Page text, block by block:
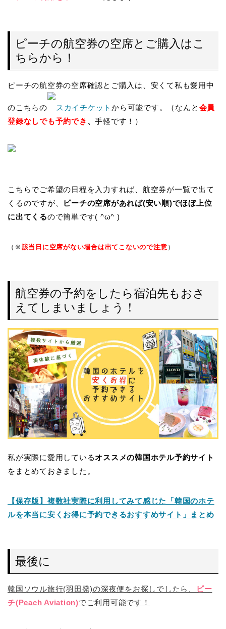
ピーチの航空券の空席とご購入はこ
ちらから！
ピーチの航空券の空席確認とご購入は、安くて私も愛用中
のこちらの スカイチケットから可能です。（なんと 会員
登録なしでも予約でき 、手軽です！）
こちらでご希望の日程を入力すれば、航空券が一覧で出て
くるのですが、 ピーチの空席があれば(安い順)でほぼ上位
に出てくるので簡単です( ^ω^ )
（※ 該当日に空席がない場合は出てこないので注意 ）
航空券の予約をしたら宿泊先もおさ
えてしまいましょう！
私が実際に愛用しているオススメの韓国ホテル予約サイト
をまとめておきました。
【保存版】複数社実際に利用してみて感じた「韓国のホテ
ルを本当に安くお得に予約できるおすすめサイト」まとめ
最後に
韓国ソウル旅行(羽田発)の深夜便をお探しでしたら、
ピー
チ(Peach Aviation)でご利用可能です！